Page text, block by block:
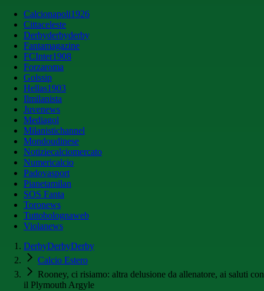
Calcionapoli1926
Cittaceleste
Derbyderbyderby
Fantamagazine
FCInter1908
Forzaroma
Golssip
Hellas1903
Ilmilanista
Juvenews
Mediagol
Milanistichannel
Mondoudinese
Notiziecalciomercato
Numericalcio
Padovasport
Pianetamilan
SOS Fanta
Toronews
Tuttobolognaweb
Violanews
DerbyDerbyDerby
Calcio Estero
Rooney, ci risiamo: altra delusione da allenatore, ai saluti con
il Plymouth Argyle